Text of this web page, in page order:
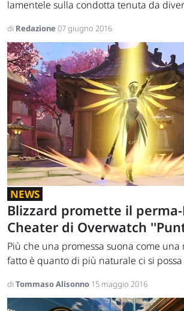
lamentele sulla condotta tenuta da
di Redazione07 giugno 2016
NEWS
Blizzard promette il
Cheater di Overwatch
Più che una promessa suona come una
fatto è quanto di più naturale ci si possa
di Tommaso Alisonno 15 maggio 2016